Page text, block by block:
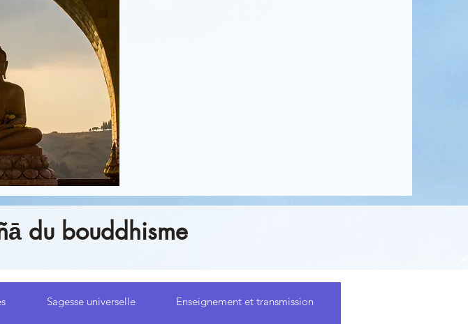
du bouddhisme
Sagesse universelle Enseignement et transmission